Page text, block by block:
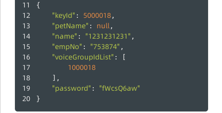
{
"keyId" : 5000018,
"petName" : null,
"name" : "1231231231" ,
"empNo" : "753874" ,
"voiceGroupIdList" : [
1000018
	],
"password" : "fWcsQ6aw"
}